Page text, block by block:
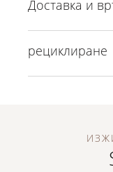
Доставка и
рециклиране